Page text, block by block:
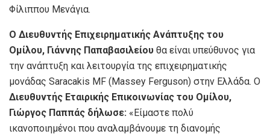
Φίλιππου Μενάγια.
Ο Διευθυντής Επιχειρηματικής Ανάπτυξης του
Ομίλου, Γιάννης Παπαβασιλείου θα είναι υπεύθυνος για
την ανάπτυξη και λειτουργία της επιχειρηματικής
μονάδας Saracakis MF (Massey Ferguson) στην Ελλάδα. Ο
Διευθυντής Εταιρικής Επικοινωνίας του Ομίλου,
Γιώργος Παππάς δήλωσε: «Είμαστε πολύ
ικανοποιημένοι που αναλαμβάνουμε τη διανομής